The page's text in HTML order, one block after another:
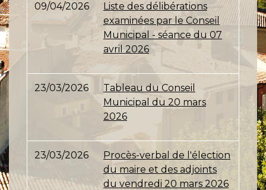
09/04/2026
Liste des délibérations
examinées par le Conseil
Municipal - séance du 07
avril 2026
23/03/2026
Tableau du Conseil
Municipal du 20 mars
2026
23/03/2026
Procès-verbal de l'élection
du maire et des adjoints
du vendredi 20 mars 2026